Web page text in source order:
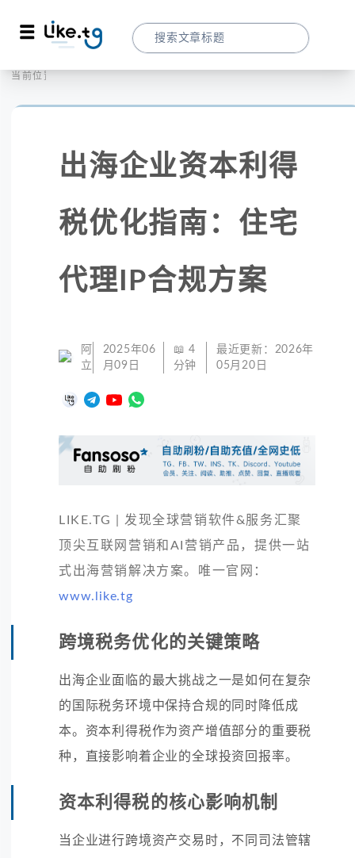
当前位置：
出海企业资本利得
税优化指南：住宅
代理IP合规方案
阿
立
2025年06
月09日
📖 4
分钟
最近更新： 2026年
05月20日
LIKE.TG | 发现全球营销软件&服务汇聚
顶尖互联网营销和AI营销产品，提供一站
式出海营销解决方案。唯一官网：
www.like.tg
跨境税务优化的关键策略
出海企业面临的最大挑战之一是如何在复杂
的国际税务环境中保持合规的同时降低成
本。资本利得税作为资产增值部分的重要税
种，直接影响着企业的全球投资回报率。
资本利得税的核心影响机制
当企业进行跨境资产交易时，不同司法管辖